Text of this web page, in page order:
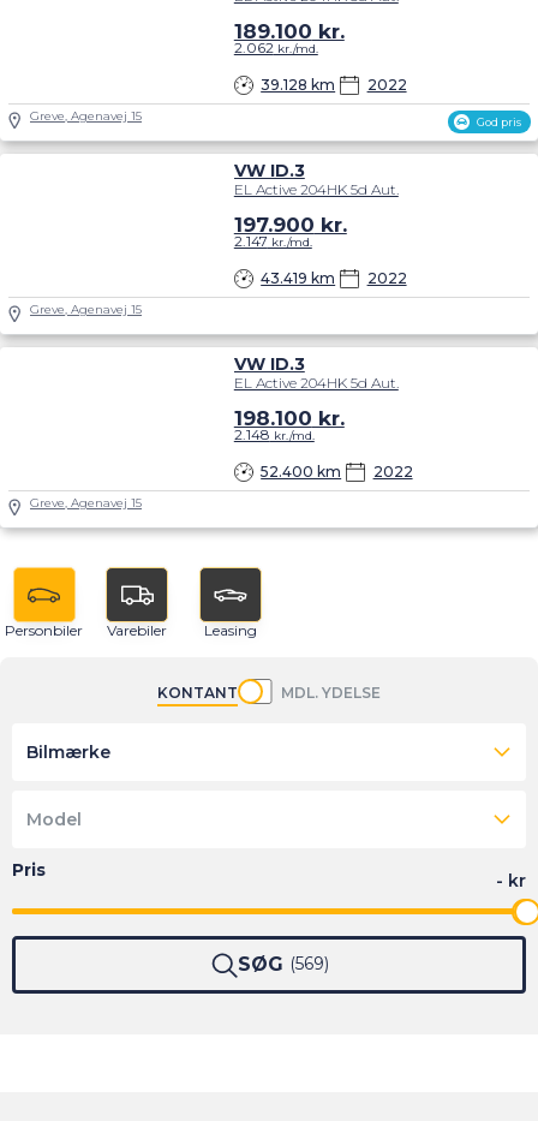
God pris
39.128 km 2022
189.100 kr.
2.062kr./md.
Greve, Agenavej 15
VW ID.3
EL Active 204HK 5d Aut.
43.419 km 2022
197.900 kr.
2.147 kr./md.
Greve, Agenavej 15
VW ID.3
EL Active 204HK 5d Aut.
52.400 km 2022
198.100 kr.
2.148 kr./md.
Greve, Agenavej 15
Personbiler Varebiler Leasing
KONTANT MDL. YDELSE
Bilmærke
Model
SØG 569